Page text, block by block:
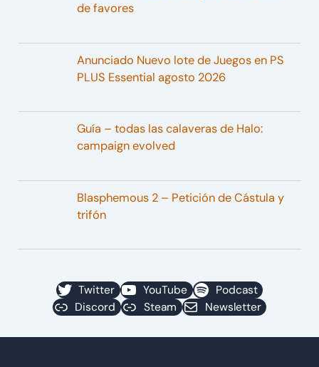
de favores
Anunciado Nuevo lote de Juegos en PS
PLUS Essential agosto 2026
Guía – todas las calaveras de Halo:
campaign evolved
Blasphemous 2 – Petición de Cástula y
trifón
Twitter YouTube
Podcast
Discord
Steam Newsletter